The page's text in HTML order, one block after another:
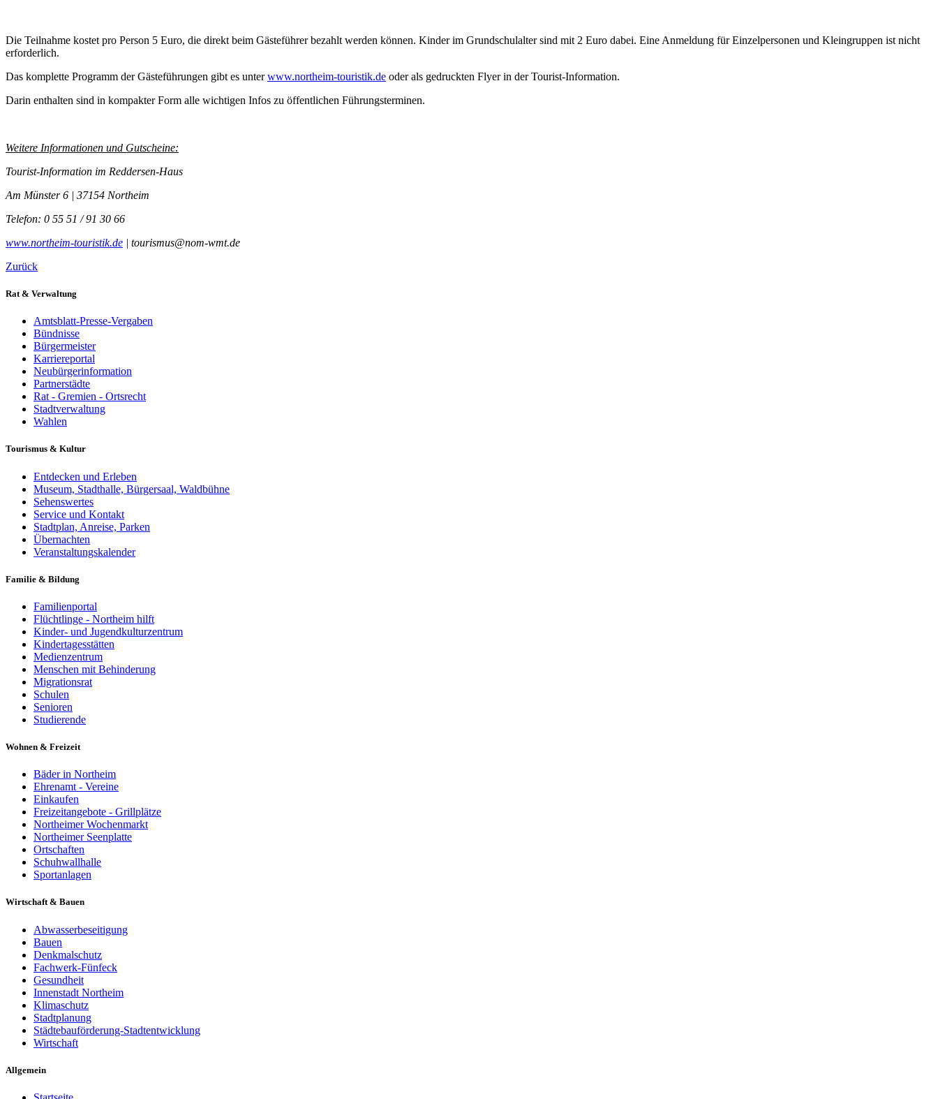
Die Teilnahme kostet pro Person 5 Euro, die direkt beim Gästeführer bezahlt werden können. Kinder im Grundschulalter sind mit 2 Euro dabei. Eine Anmeldung für Einzelpersonen und Kleingruppen ist nicht
erforderlich.
Das komplette Programm der Gästeführungen gibt es unterwww.northeim-touristik.de oder als gedruckten Flyer in der Tourist-Information.
Darin enthalten sind in kompakter Form alle wichtigen Infos zu öffentlichen Führungsterminen.
Weitere Informationen und Gutscheine:
Tourist-Information im Reddersen-Haus
Am Münster 6 | 37154 Northeim
Telefon: 0 55 51 / 91 30 66
www.northeim-touristik.de | tourismus@nom-wmt.de
Zurück
Rat & Verwaltung
Amtsblatt-Presse-Vergaben
Bündnisse
Bürgermeister
Karriereportal
Neubürgerinformation
Partnerstädte
Rat - Gremien - Ortsrecht
Stadtverwaltung
Wahlen
Tourismus & Kultur
Entdecken und Erleben
Museum, Stadthalle, Bürgersaal, Waldbühne
Sehenswertes
Service und Kontakt
Stadtplan, Anreise, Parken
Übernachten
Veranstaltungskalender
Familie & Bildung
Familienportal
Flüchtlinge - Northeim hilft
Kinder- und Jugendkulturzentrum
Kindertagesstätten
Medienzentrum
Menschen mit Behinderung
Migrationsrat
Schulen
Senioren
Studierende
Wohnen & Freizeit
Bäder in Northeim
Ehrenamt - Vereine
Einkaufen
Freizeitangebote - Grillplätze
Northeimer Wochenmarkt
Northeimer Seenplatte
Ortschaften
Schuhwallhalle
Sportanlagen
Wirtschaft & Bauen
Abwasserbeseitigung
Bauen
Denkmalschutz
Fachwerk-Fünfeck
Gesundheit
Innenstadt Northeim
Klimaschutz
Stadtplanung
Städtebauförderung-Stadtentwicklung
Wirtschaft
Allgemein